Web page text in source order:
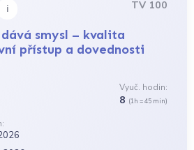
i TV 100
smysl – kvalita
přístup a dovednosti
Vyuč. hodin:
8 (1h = 45 min)